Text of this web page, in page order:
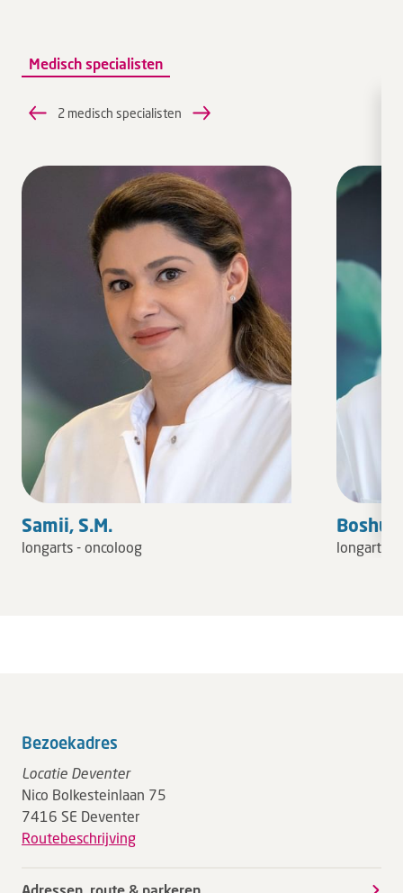
Medisch specialisten
2 medisch specialisten
Samii, S.M.
longarts - oncoloog longarts -
Bezoekadres
Locatie Deventer
Nico Bolkesteinlaan 75
7416 SE Deventer
Routebeschrijving